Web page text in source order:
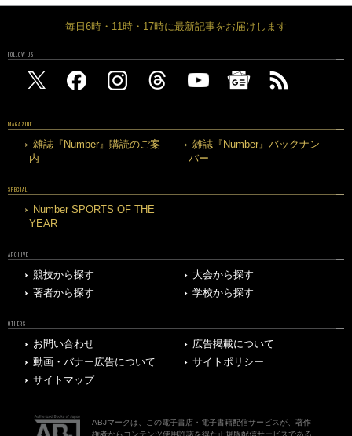
毎日6時・11時・17時に最新記事をお届けします
FOLLOW US
MAGAZINE
雑誌『Number』購読のご案
内
雑誌『Number』バックナン
バー
SPECIAL
Number SPORTS OF THE
YEAR
ARCHIVE
競技から探す
大会から探す
著者から探す
学校から探す
OTHERS
お問い合わせ
広告掲載について
動画・バナー広告について
サイトポリシー
サイトマップ
ABJマークは、この電子書店・電子書籍配信サービスが、著作
権者からコンテンツ使用許諾を得た正規版配信サービスである